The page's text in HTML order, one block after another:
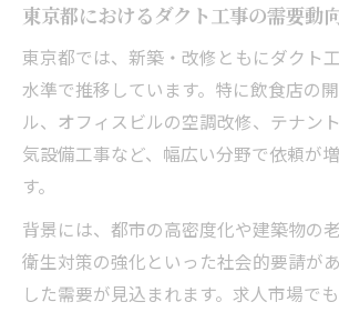
東京都におけるダクト工事の需要動
東京都では、新築・改修ともにダクト
水準で推移しています。特に飲食店の
ル、オフィスビルの空調改修、テナン
気設備工事など、幅広い分野で依頼が
す。
背景には、都市の高密度化や建築物の
衛生対策の強化といった社会的要請が
した需要が見込まれます。求人市場で